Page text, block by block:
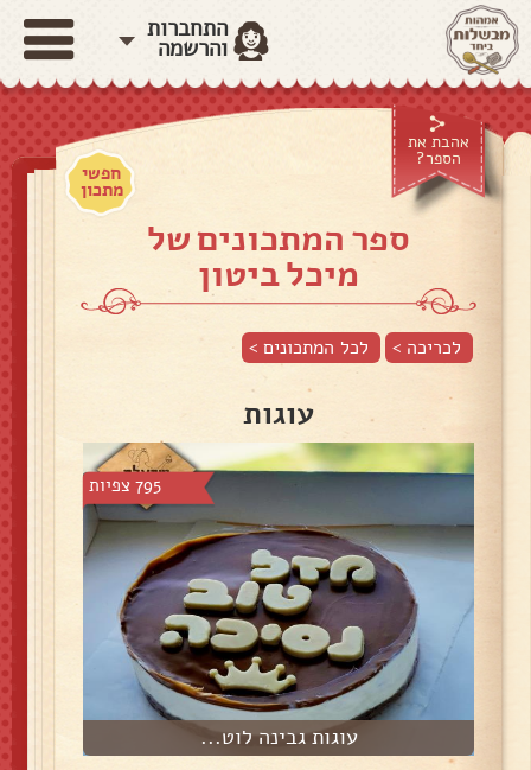
התחברות
והרשמה
אהבת את
הספר?
חפשי
מתכון
ספר המתכונים של
מיכל ביטון
לכריכה > לכל המתכונים >
עוגות
795 צפיות
עוגות גבינה לוט...